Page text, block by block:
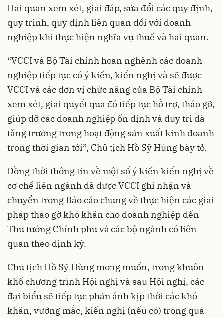
Hải quan xem xét, giải đáp, sửa đổi các quy định,
quy trình, quy định liên quan đối với doanh
nghiệp khi thực hiện nghĩa vụ thuế và hải quan.
“VCCI và Bộ Tài chính hoan nghênh các doanh
nghiệp tiếp tục có ý kiến, kiến nghị và sẽ được
VCCI và các đơn vị chức năng của Bộ Tài chính
xem xét, giải quyết qua đó tiếp tục hỗ trợ, tháo gỡ,
giúp đỡ các doanh nghiệp ổn định và duy trì đà
tăng trưởng trong hoạt động sản xuất kinh doanh
trong thời gian tới”, Chủ tịch Hồ Sỹ Hùng bày tỏ.
Đồng thời thông tin về một số ý kiến kiến nghị về
cơ chế liên ngành đã được VCCI ghi nhận và
chuyển trong Báo cáo chung về thực hiện các giải
pháp tháo gỡ khó khăn cho doanh nghiệp đến
Thủ tướng Chính phủ và các bộ ngành có liên
quan theo định kỳ.
Chủ tịch Hồ Sỹ Hùng mong muốn, trong khuôn
khổ chương trình Hội nghị và sau Hội nghị, các
đại biểu sẽ tiếp tục phản ánh kịp thời các khó
khăn, vướng mắc, kiến nghị (nếu có) trong quá